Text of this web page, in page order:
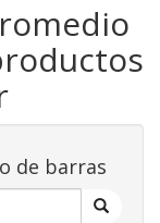
de barras